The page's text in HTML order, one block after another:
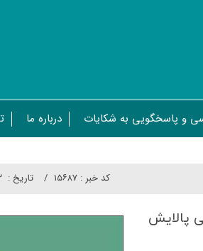
و پاسخگویی به شکایات درباره ما
تاريخ : کد خبر : ۱۵۶۸۷
پالایش